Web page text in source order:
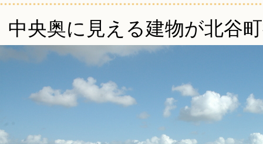
中央奥に見える建物が北谷